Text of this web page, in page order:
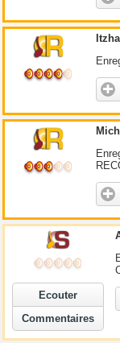
Ecouter
Commentaires